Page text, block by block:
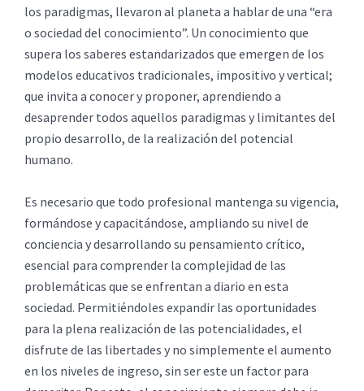
los paradigmas, llevaron al planeta a hablar de una “era
o sociedad del conocimiento”. Un conocimiento que
supera los saberes estandarizados que emergen de los
modelos educativos tradicionales, impositivo y vertical;
que invita a conocer y proponer, aprendiendo a
desaprender todos aquellos paradigmas y limitantes del
propio desarrollo, de la realización del potencial
humano.
Es necesario que todo profesional mantenga su vigencia,
formándose y capacitándose, ampliando su nivel de
conciencia y desarrollando su pensamiento crítico,
esencial para comprender la complejidad de las
problemáticas que se enfrentan a diario en esta
sociedad. Permitiéndoles expandir las oportunidades
para la plena realización de las potencialidades, el
disfrute de las libertades y no simplemente el aumento
en los niveles de ingreso, sin ser este un factor para